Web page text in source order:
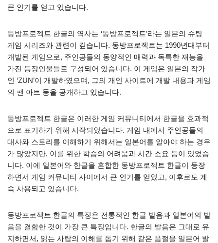
큰 인기를 얻고 있습니다.
동방프로젝트 한글의 역사는 ‘동방프로젝트’라는 일본의 슈팅
게임 시리즈와 관련이 깊습니다. 동방프로젝트는 1990년대부터
개발된 게임으로, 주인공들의 동양적인 매력과 독특한 재능을
가진 등장인물들로 구성되어 있습니다. 이 게임은 일본의 작가
인 ‘ZUN’이 개발하였으며, 그의 개인 사이트에 개발 내용과 게임
의 팬 아트 등을 공개하고 있습니다.
동방프로젝트 한글은 이러한 게임 커뮤니티에서 한글을 효과적
으로 표기하기 위해 시작되었습니다. 게임 내에서 주인공들의
대사와 스토리를 이해하기 위해서는 일본어를 알아야 하는 경우
가 많았지만, 이를 위한 학습의 어려움과 시간 소요 등이 있었습
니다. 이에 일본어와 한글을 혼합한 동방프로젝트 한글이 등장
하면서 게임 커뮤니티 사이에서 큰 인기를 얻었고, 이후로도 계
속 사용되고 있습니다.
동방프로젝트 한글의 특징은 전통적인 한글 발음과 일본어의 발
음을 결합한 것이 가장 큰 특징입니다. 한글의 발음은 그대로 유
지하면서, 읽는 사람의 이해를 돕기 위해 같은 음절을 일본어 발